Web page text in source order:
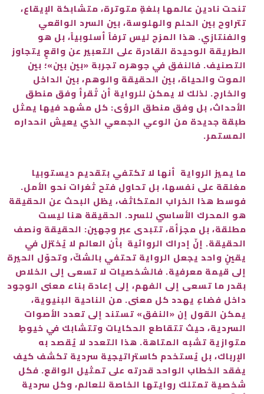
تنحت نادين عالمها بلغةٍ متوترة، متشابكة الإيقاع،
تتراوح بين الحلم والهلوسة، بين السرد الواقعي
والفنتازي. هذا المزج ليس ترفاً أسلوبياً، بل هو
الطريقة الوحيدة القادرة على التعبير عن واقعٍ يتجاوز
التصنيف. فالنفق في جوهره تجربة «بين بين»؛ بين
الموت والحياة، بين الحقيقة والوهم، بين الداخل
والخارج. لذلك لا يمكن للرواية أن تُقرأ وفق منطق
الأحداث، بل وفق منطق الرؤى: كل مشهد فيها يمثل
طبقة جديدة من الوعي الجمعي الذي يعيش انحداره
المستمر.
ما يميز الرواية أنها لا تكتفي بتقديم ديستوبيا
مغلقة على نفسها، بل تحاول فتح ثغرات نحو الأمل.
فوسط هذا الخراب المتكاثف، يظل البحث عن الحقيقة
هو المحرك الأساسي للسرد. الحقيقة هنا ليست
مطلقة، بل مجزأة، تتبدى عبر وجهين: الحقيقة ونصف
الحقيقة. إنّ إدراك الروائية بأن العالم لا يُختزل في
يقينٍ واحد يجعل الرواية تحتفي بالشكّ، وتحوّل الحيرة
إلى قيمة معرفية. فالشخصيات لا تسعى إلى الخلاص
بقدر ما تسعى إلى الفهم، إلى إعادة بناء معنى الوجود
داخل فضاءٍ يهدد كل معنى. من الناحية البنيوية،
يمكن القول إن «النفق» تستند إلى تعدد الأصوات
السردية، حيث تتقاطع الحكايات وتتشابك في خيوطٍ
متوازية تشبه المتاهة. هذا التعدد لا يُقصد به
الإرباك، بل يُستخدم كاستراتيجية سردية تكشف كيف
يفقد الخطاب الواحد قدرته على تمثيل الواقع. فكل
شخصية تمتلك روايتها الخاصة للعالم، وكل سردية